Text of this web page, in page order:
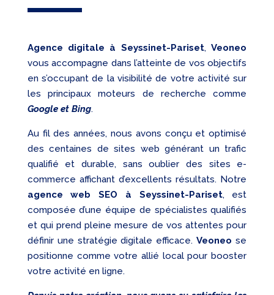
Agence digitale à Seyssinet-Pariset,Veoneo
vous accompagne dans l’atteinte de vos objectifs
en s’occupant de la visibilité de votre activité sur
les principaux moteurs de recherche comme
Google et Bing.
Au fil des années, nous avons conçu et optimisé
des centaines de sites web générant un trafic
qualifié et durable, sans oublier des sites e-
commerce affichant d’excellents résultats. Notre
agence web SEO à Seyssinet-Pariset, est
composée d’une équipe de spécialistes qualifiés
et qui prend pleine mesure de vos attentes pour
définir une stratégie digitale efficace.Veoneo se
positionne comme votre allié local pour booster
votre activité en ligne.